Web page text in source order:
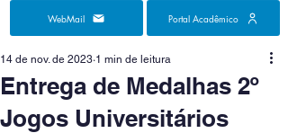
WebMail Portal Acadêmico
Entrega de Medalhas 2º
Jogos Universitários
14 de nov. de 2023 1 min de leitura